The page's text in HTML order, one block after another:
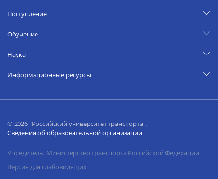
Поступление
Обучение
Наука
Информационные ресурсы
© 2026 "Российский университет транспорта".
Сведения об образовательной организации
Учредитель: Министерство транспорта Российской Федерации
Версия для слабовидящих